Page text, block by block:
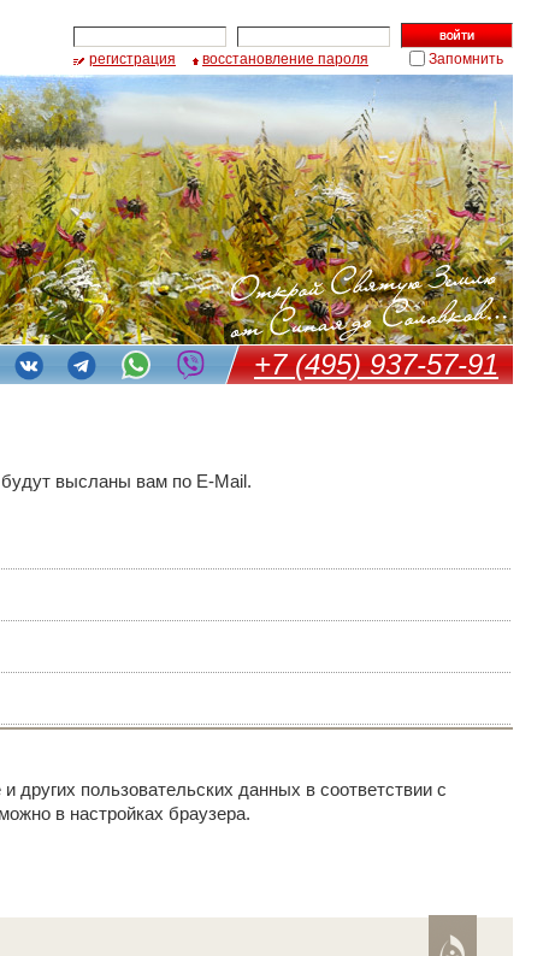
регистрация восстановление пароля Запомнить
+7 (495) 937-57-91
высланы вам по E-Mail.
пользовательских данных в соответствии с
в настройках браузера.